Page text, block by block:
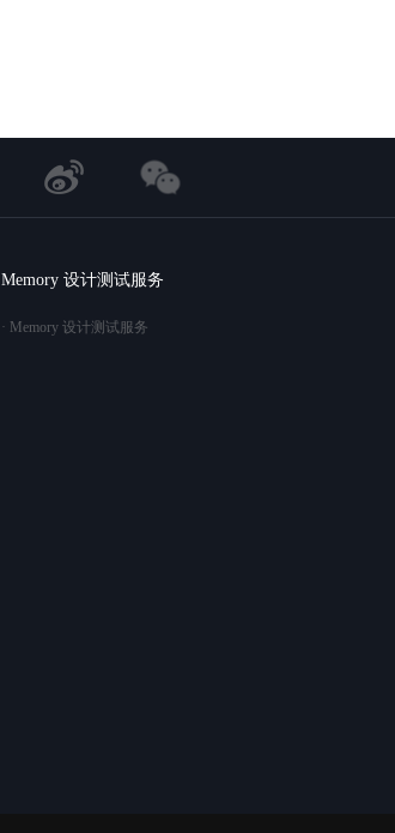
Memory 设计测试服务
· Memory 设计测试服务